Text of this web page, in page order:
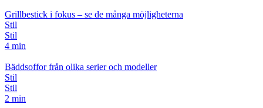
Grillbestick i fokus – se de många möjligheterna
Stil
Stil
4 min
Bäddsoffor från olika serier och modeller
Stil
Stil
2 min